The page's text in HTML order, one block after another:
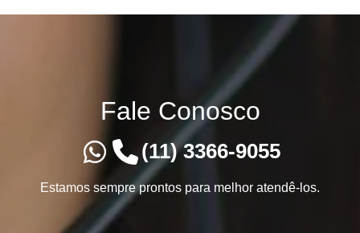
Fale Conosco
(11) 3366-9055
Estamos sempre prontos para melhor atendê-los.